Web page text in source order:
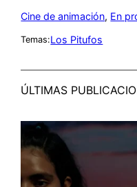
Cine de animación, En
Temas:Los Pitufos
ÚLTIMAS